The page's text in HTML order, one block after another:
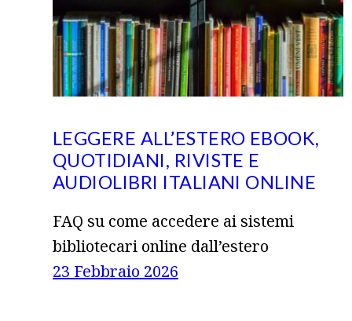
LEGGERE ALL’ESTERO EBOOK,
QUOTIDIANI, RIVISTE E
AUDIOLIBRI ITALIANI ONLINE
FAQ su come accedere ai sistemi
bibliotecari online dall’estero
23 Febbraio 2026